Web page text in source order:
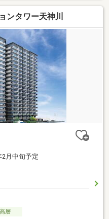
ンタワー天神川
2月中旬予定
層